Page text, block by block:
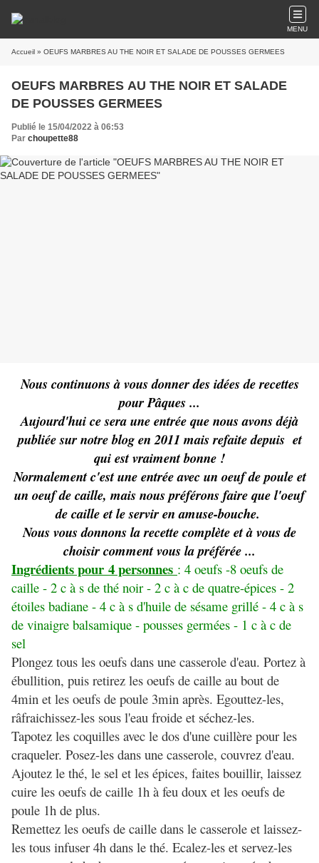
MENU
Accueil » OEUFS MARBRES AU THE NOIR ET SALADE DE POUSSES GERMEES
OEUFS MARBRES AU THE NOIR ET SALADE
DE POUSSES GERMEES
Publié le 15/04/2022 à 06:53
Par choupette88
Nous continuons à vous donner des idées de recettes
pour Pâques ...
Aujourd'hui ce sera une entrée que nous avons déjà
publiée sur notre blog en 2011 mais refaite depuis et
qui est vraiment bonne !
Normalement c'est une entrée avec un oeuf de poule et
un oeuf de caille, mais nous préférons faire que l'oeuf
de caille et le servir en amuse-bouche.
Nous vous donnons la recette complète et à vous de
choisir comment vous la préférée ...
Ingrédients pour 4 personnes : 4 oeufs -8 oeufs de
caille - 2 c à s de thé noir - 2 c à c de quatre-épices - 2
étoiles badiane - 4 c à s d'huile de sésame grillé - 4 c à s
de vinaigre balsamique - pousses germées - 1 c à c de
sel
Plongez tous les oeufs dans une casserole d'eau. Portez à
ébullition, puis retirez les oeufs de caille au bout de
4min et les oeufs de poule 3min après. Egouttez-les,
râfraichissez-les sous l'eau froide et séchez-les.
Tapotez les coquilles avec le dos d'une cuillère pour les
craqueler. Posez-les dans une casserole, couvrez d'eau.
Ajoutez le thé, le sel et les épices, faites bouillir, laissez
cuire les oeufs de caille 1h à feu doux et les oeufs de
poule 1h de plus.
Remettez les oeufs de caille dans le casserole et laissez-
les tous infuser 4h dans le thé. Ecalez-les et servez-les